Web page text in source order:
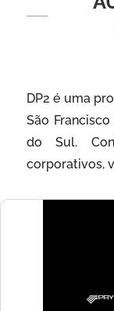
DP2 é uma
São
do Sul.
corporativos,